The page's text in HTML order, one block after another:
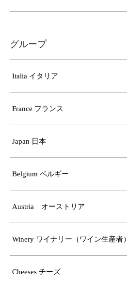
グループ
Italia イタリア
France フランス
Japan 日本
Belgium ベルギー
Austria オーストリア
Winery ワイナリー（ワイン生産者）
Cheeses チーズ